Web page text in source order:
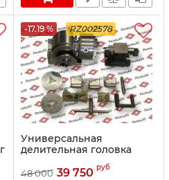
-17.19 % RZ002578
Универсальная
делительная головка
BS0-125 для фрезерного
или pacточного станкa
48 000 39 750 руб